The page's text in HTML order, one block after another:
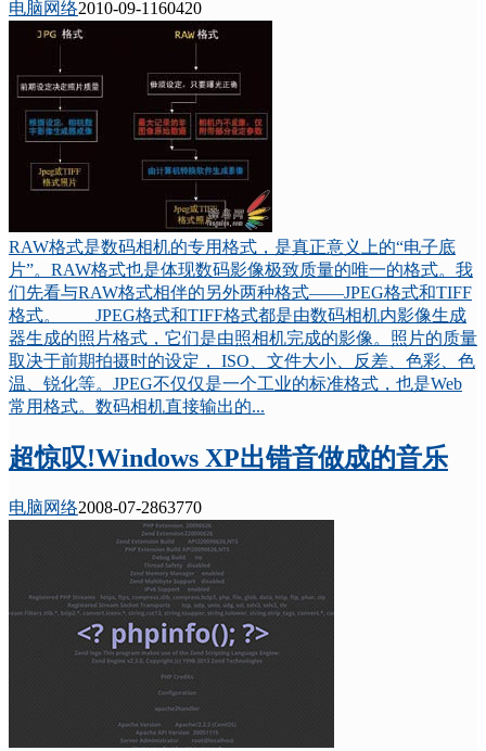
电脑网络2010-09-1160420
RAW格式是数码相机的专用格式，是真正意义上的“电子底
片”。RAW格式也是体现数码影像极致质量的唯一的格式。我
们先看与RAW格式相伴的另外两种格式——JPEG格式和TIFF
格式。 JPEG格式和TIFF格式都是由数码相机内影像生成
器生成的照片格式，它们是由照相机完成的影像。照片的质量
取决于前期拍摄时的设定， ISO、文件大小、反差、色彩、色
温、锐化等。JPEG不仅仅是一个工业的标准格式，也是Web
常用格式。数码相机直接输出的...
超惊叹!Windows XP出错音做成的音乐
电脑网络2008-07-2863770